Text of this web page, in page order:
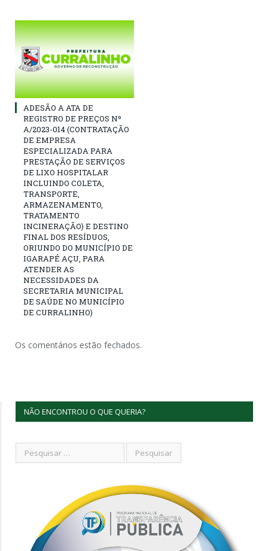
ADESÃO A ATA DE
REGISTRO DE PREÇOS Nº
A/2023-014 (CONTRATAÇÃO
DE EMPRESA
ESPECIALIZADA PARA
PRESTAÇÃO DE SERVIÇOS
DE LIXO HOSPITALAR
INCLUINDO COLETA,
TRANSPORTE,
ARMAZENAMENTO,
TRATAMENTO
INCINERAÇÃO) E DESTINO
FINAL DOS RESÍDUOS,
ORIUNDO DO MUNICÍPIO DE
IGARAPÉ AÇU, PARA
ATENDER AS
NECESSIDADES DA
SECRETARIA MUNICIPAL
DE SAÚDE NO MUNICÍPIO
DE CURRALINHO)
Os comentários estão fechados.
NÃO ENCONTROU O QUE QUERIA?